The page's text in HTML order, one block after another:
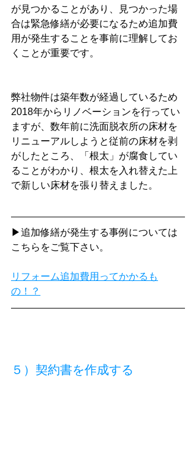
が見つかることがあり、見つかった場
合は緊急修繕が必要になるため追加費
用が発生することを事前に理解してお
くことが重要です。
弊社物件は築年数が経過しているため
2018年からリノベーションを行ってい
ますが、数年前に洗面脱衣所の床材を
リニューアルしようと従前の床材を剥
がしたところ、「根太」が腐食してい
ることがわかり、根太を入れ替えた上
で新しい床材を張り替えました。
▶追加修繕が発生する事例については
こちらをご覧下さい。
リフォーム追加費用ってかかるも
の！？
５）契約書を作成する